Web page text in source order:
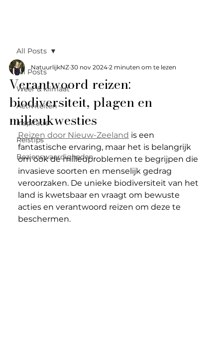
All Posts
Weer & klimaat
Activiteiten
Inspiratie
Reistips
Bezienswaardigheden
All Posts
Verantwoord reizen:
biodiversiteit, plagen en
milieukwesties
NatuurlijkNZ 30 nov 2024 2 minuten om te lezen
Reizen door Nieuw-Zeeland is een
fantastische ervaring, maar het is belangrijk
om ook de milieuproblemen te begrijpen die
invasieve soorten en menselijk gedrag
veroorzaken. De unieke biodiversiteit van het
land is kwetsbaar en vraagt om bewuste
acties en verantwoord reizen om deze te
beschermen.